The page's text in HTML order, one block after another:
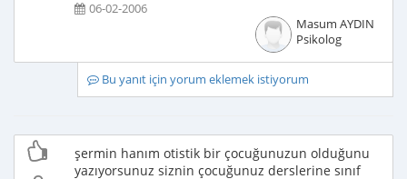
06-02-2006
Masum AYDIN
Psikolog
Bu yanıt için yorum eklemek istiyorum
şermin hanım otistik bir çocuğunuzun olduğunu
yazıyorsunuz siznin çocuğunuz derslerine sınıf